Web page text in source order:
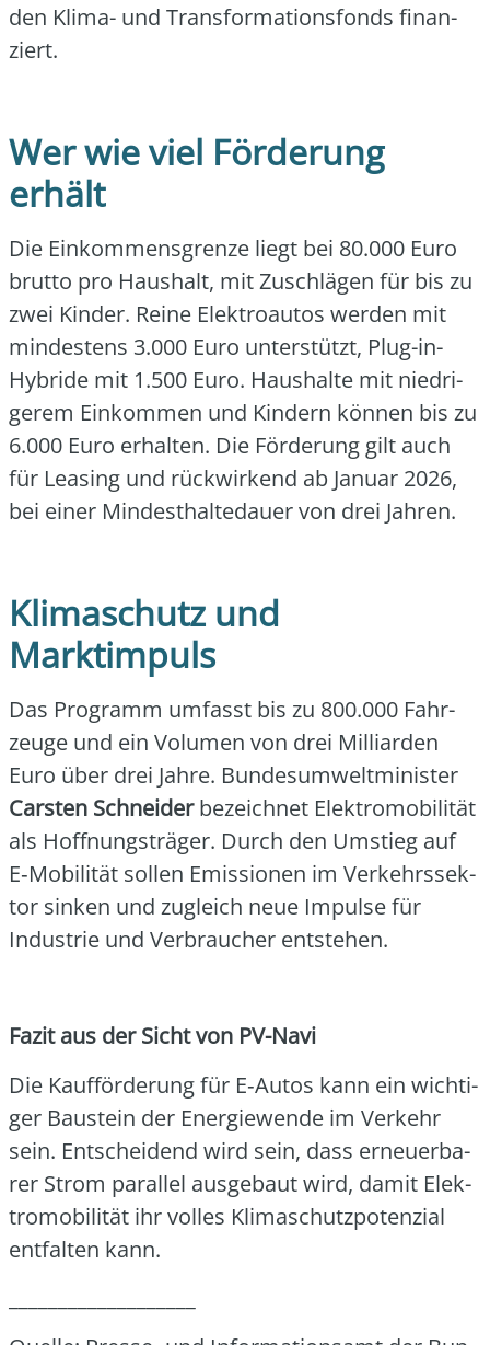
den Kli­ma- und Trans­for­ma­ti­ons­fonds finan­
ziert.
Wer wie viel Förderung
erhält
Die Ein­kom­mens­gren­ze liegt bei 80.000 Euro
brut­to pro Haus­halt, mit Zuschlä­gen für bis zu
zwei Kin­der. Rei­ne Elek­tro­au­tos wer­den mit
min­des­tens 3.000 Euro unter­stützt, Plug-in-
Hybri­de mit 1.500 Euro. Haus­hal­te mit nied­ri­
ge­rem Ein­kom­men und Kin­dern kön­nen bis zu
6.000 Euro erhal­ten. Die För­de­rung gilt auch
für Lea­sing und rück­wir­kend ab Janu­ar 2026,
bei einer Min­dest­hal­te­dau­er von drei Jah­ren.
Klimaschutz und
Marktimpuls
Das Pro­gramm umfasst bis zu 800.000 Fahr­
zeu­ge und ein Volu­men von drei Mil­li­ar­den
Euro über drei Jah­re. Bun­des­um­welt­mi­nis­ter
Cars­ten Schnei­derbezeich­net Elek­tro­mo­bi­li­tät
als Hoff­nungs­trä­ger. Durch den Umstieg auf
E‑Mobilität sol­len Emis­sio­nen im Ver­kehrs­sek­
tor sin­ken und zugleich neue Impul­se für
Indus­trie und Ver­brau­cher ent­ste­hen.
Fazit aus der Sicht von PV-Navi
Die Kauf­för­de­rung für E‑Autos kann ein wich­ti­
ger Bau­stein der Ener­gie­wen­de im Ver­kehr
sein. Ent­schei­dend wird sein, dass erneu­er­ba­
rer Strom par­al­lel aus­ge­baut wird, damit Elek­
tro­mo­bi­li­tät ihr vol­les Kli­ma­schutz­po­ten­zi­al
ent­fal­ten kann.